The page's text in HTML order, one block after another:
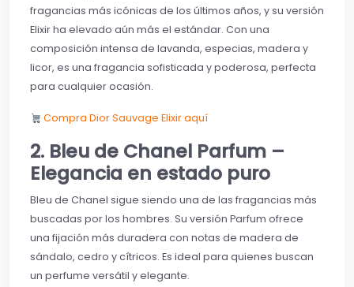
fragancias más icónicas de los últimos años, y su versión
Elixir ha elevado aún más el estándar. Con una
composición intensa de lavanda, especias, madera y
licor, es una fragancia sofisticada y poderosa, perfecta
para cualquier ocasión.
Compra Dior Sauvage Elixir aquí
2. Bleu de Chanel Parfum –
Elegancia en estado puro
Bleu de Chanel sigue siendo una de las fragancias más
buscadas por los hombres. Su versión Parfum ofrece
una fijación más duradera con notas de madera de
sándalo, cedro y cítricos. Es ideal para quienes buscan
un perfume versátil y elegante.